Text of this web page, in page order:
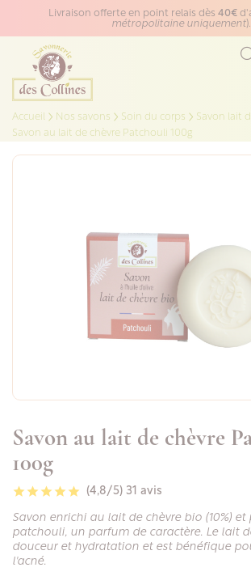
Panneau de gestion des cookies
Livraison offerte en point relais dès 40€
métropolitaine uniquement).
Accueil Nos savons Soin du corps
Savon lait
Savon au lait de chèvre Patchouli 100g
Savon au lait de chèvre
100g
(4,8/5) 31 avis
Savon enrichi au lait de chèvre bio (10%)
patchouli, un parfum de caractère. Le lait
douceur et hydratation et est bénéfique
l'acné.